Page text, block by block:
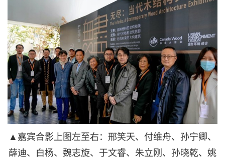
▲嘉宾合影上图左至右：邢笑天、付维舟、孙宁卿、
薛迪、白杨、魏志旋、于文睿、朱立刚、孙晓乾、姚